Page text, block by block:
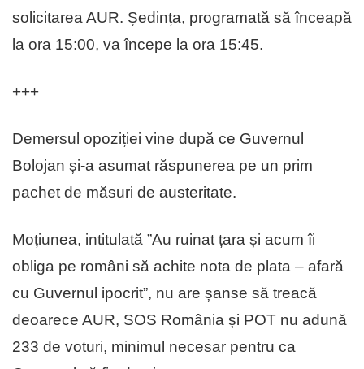
solicitarea AUR. Ședința, programată să înceapă
la ora 15:00, va începe la ora 15:45.
+++
Demersul opoziției vine după ce Guvernul
Bolojan și-a asumat răspunerea pe un prim
pachet de măsuri de austeritate.
Moțiunea, intitulată ”Au ruinat țara și acum îi
obliga pe români să achite nota de plata – afară
cu Guvernul ipocrit”, nu are șanse să treacă
deoarece AUR, SOS România și POT nu adună
233 de voturi, minimul necesar pentru ca